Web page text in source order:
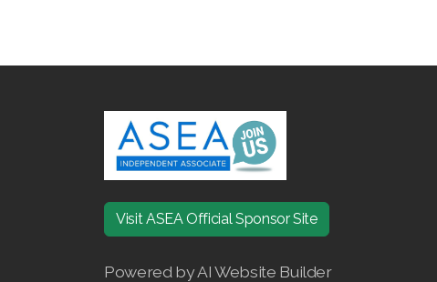
Visit ASEA Official Sponsor Site
Powered by AI Website Builder